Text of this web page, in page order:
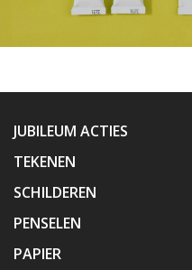
JUBILEUM ACTIES
TEKENEN
SCHILDEREN
PENSELEN
PAPIER